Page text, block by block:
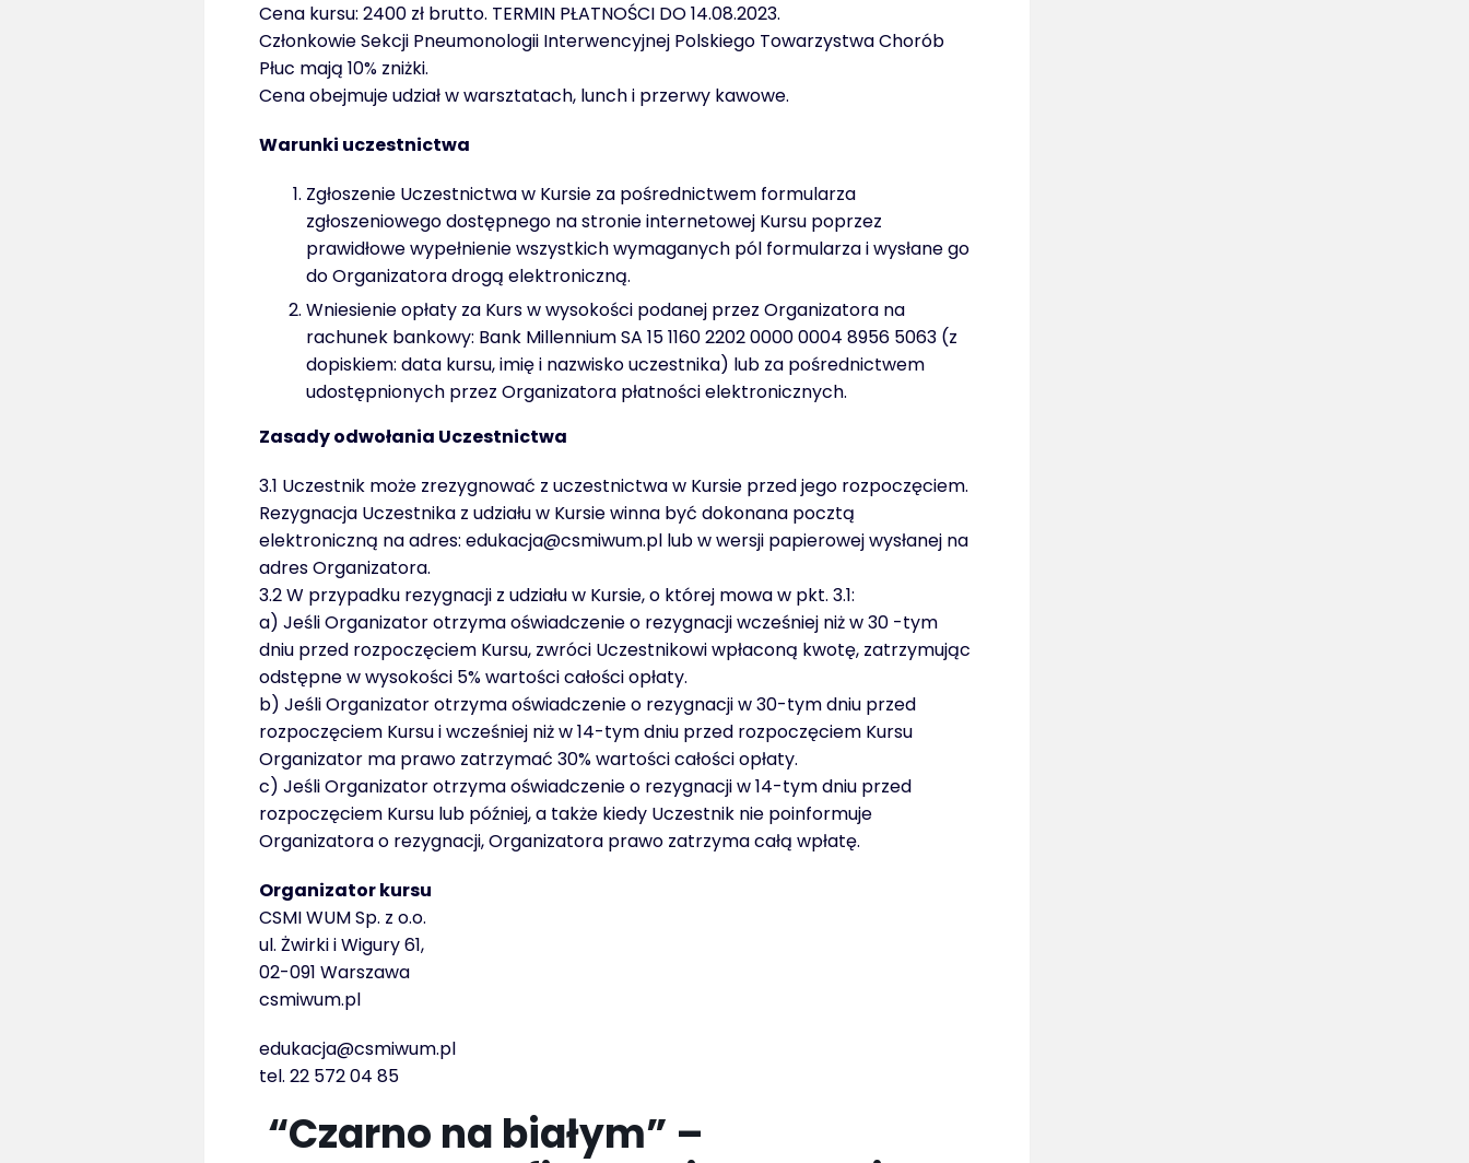
Cena kursu: 2400 zł brutto. TERMIN PŁATNOŚCI DO 14.08.2023.
Członkowie Sekcji Pneumonologii Interwencyjnej Polskiego Towarzystwa Chorób
Płuc mają 10% zniżki.
Cena obejmuje udział w warsztatach, lunch i przerwy kawowe.
Warunki uczestnictwa
Zgłoszenie Uczestnictwa w Kursie za pośrednictwem formularza
zgłoszeniowego dostępnego na stronie internetowej Kursu poprzez
prawidłowe wypełnienie wszystkich wymaganych pól formularza i wysłane go
do Organizatora drogą elektroniczną.
Wniesienie opłaty za Kurs w wysokości podanej przez Organizatora na
rachunek bankowy: Bank Millennium SA 15 1160 2202 0000 0004 8956 5063 (z
dopiskiem: data kursu, imię i nazwisko uczestnika) lub za pośrednictwem
udostępnionych przez Organizatora płatności elektronicznych.
Zasady odwołania Uczestnictwa
3.1 Uczestnik może zrezygnować z uczestnictwa w Kursie przed jego rozpoczęciem.
Rezygnacja Uczestnika z udziału w Kursie winna być dokonana pocztą
elektroniczną na adres: edukacja@csmiwum.pl lub w wersji papierowej wysłanej na
adres Organizatora.
3.2 W przypadku rezygnacji z udziału w Kursie, o której mowa w pkt. 3.1:
a) Jeśli Organizator otrzyma oświadczenie o rezygnacji wcześniej niż w 30 -tym
dniu przed rozpoczęciem Kursu, zwróci Uczestnikowi wpłaconą kwotę, zatrzymując
odstępne w wysokości 5% wartości całości opłaty.
b) Jeśli Organizator otrzyma oświadczenie o rezygnacji w 30-tym dniu przed
rozpoczęciem Kursu i wcześniej niż w 14-tym dniu przed rozpoczęciem Kursu
Organizator ma prawo zatrzymać 30% wartości całości opłaty.
c) Jeśli Organizator otrzyma oświadczenie o rezygnacji w 14-tym dniu przed
rozpoczęciem Kursu lub później, a także kiedy Uczestnik nie poinformuje
Organizatora o rezygnacji, Organizatora prawo zatrzyma całą wpłatę.
Organizator kursu
CSMI WUM Sp. z o.o.
ul. Żwirki i Wigury 61,
02-091 Warszawa
csmiwum.pl
edukacja@csmiwum.pl
tel. 22 572 04 85
“Czarno na białym” –